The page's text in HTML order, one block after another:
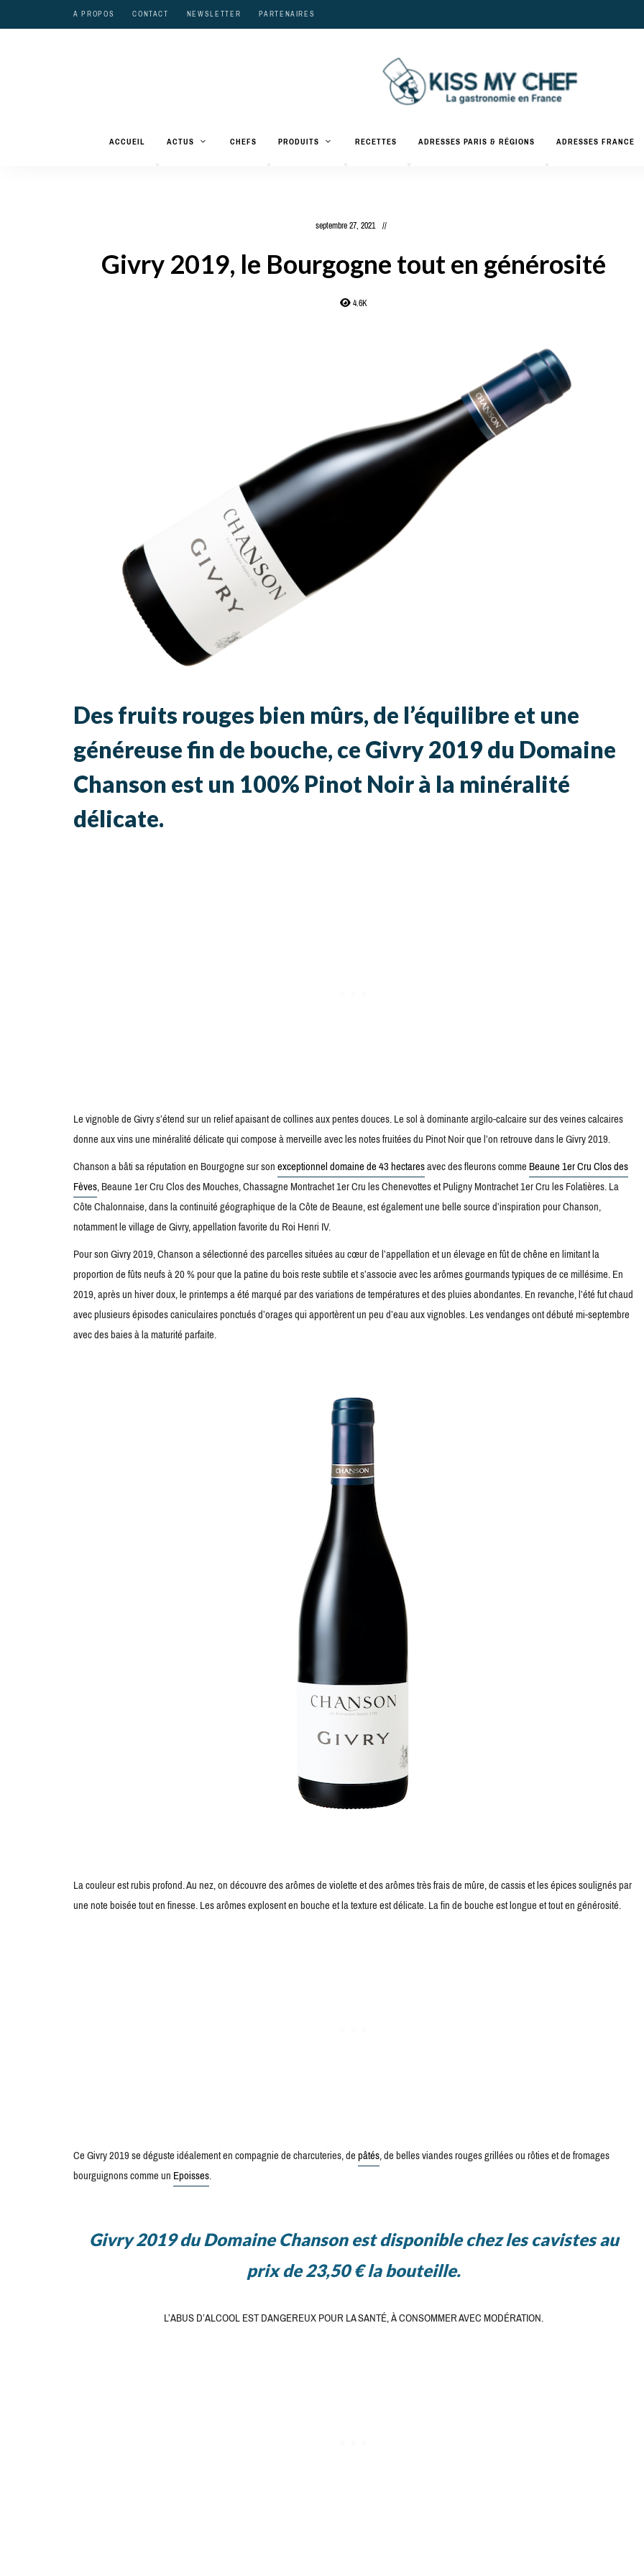
A PROPOS CONTACT NEWSLETTER PARTENAIRES
Kiss
Chef
gastronomiques
et
ACCUEIL ACTUS CHEFS PRODUITS RECETTES ADRESSES PARIS & RÉGIONS ADRESSES FRANCE
septembre 27, 2021
Givry 2019, le Bourgogne tout en générosité
4.6K
Des fruits rouges bien mûrs, de l’équilibre et une
généreuse fin de bouche, ce Givry 2019 du Domaine
Chanson est un 100% Pinot Noir à la minéralité
délicate.
Le vignoble de Givry s’étend sur un relief apaisant de collines aux pentes douces. Le sol à dominante argilo-calcaire sur des veines calcaires
donne aux vins une minéralité délicate qui compose à merveille avec les notes fruitées du Pinot Noir que l’on retrouve dans le Givry 2019.
Chanson a bâti sa réputation en Bourgogne sur sonexceptionnel domaine de 43 hectaresavec des fleurons commeBeaune 1er Cru Clos des
Fèves, Beaune 1er Cru Clos des Mouches, Chassagne Montrachet 1er Cru les Chenevottes et Puligny Montrachet 1er Cru les Folatières. La
Côte Chalonnaise, dans la continuité géographique de la Côte de Beaune, est également une belle source d’inspiration pour Chanson,
notamment le village de Givry, appellation favorite du Roi Henri IV.
Pour son Givry 2019, Chanson a sélectionné des parcelles situées au cœur de l’appellation et un élevage en fût de chêne en limitant la
proportion de fûts neufs à 20 % pour que la patine du bois reste subtile et s’associe avec les arômes gourmands typiques de ce millésime. En
2019, après un hiver doux, le printemps a été marqué par des variations de températures et des pluies abondantes. En revanche, l’été fut chaud
avec plusieurs épisodes caniculaires ponctués d’orages qui apportèrent un peu d’eau aux vignobles. Les vendanges ont débuté mi-septembre
avec des baies à la maturité parfaite.
La couleur est rubis profond. Au nez, on découvre des arômes de violette et des arômes très frais de mûre, de cassis et les épices soulignés par
une note boisée tout en finesse. Les arômes explosent en bouche et la texture est délicate. La fin de bouche est longue et tout en générosité.
Ce Givry 2019 se déguste idéalement en compagnie de charcuteries, depâtés, de belles viandes rouges grillées ou rôties et de fromages
bourguignons comme unEpoisses.
Givry 2019 du Domaine Chanson est disponible chez les cavistes au
prix de 23,50 € la bouteille.
L’ABUS D’ALCOOL EST DANGEREUX POUR LA SANTÉ, À CONSOMMER AVEC MODÉRATION.